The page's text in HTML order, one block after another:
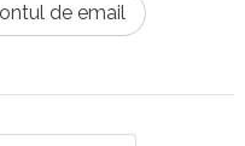
de email